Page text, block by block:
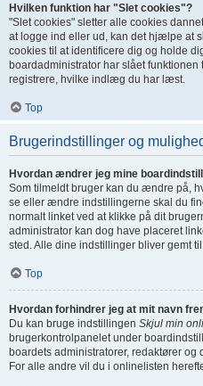
Hvilken funktion har "Slet cookies"?
"Slet cookies" sletter alle cookies
at logge ind eller ud, kan det hjælpe at
cookies til at identificere dig og holde
boardadministrator har slået
registrere, hvilke indlæg du har læst.
Top
Brugerindstillinger og
Hvordan ændrer jeg mine
Som tilmeldt bruger kan du ændre på,
se eller ændre indstillingerne skal du
normalt linket ved at klikke på dit
administrator kan dog have placeret
sted. Alle dine indstillinger bliver gemt
Top
Hvordan forhindrer jeg at mit navn
Du kan bruge indstillingen Skjul min
brugerkontrolpanelet under
boardets administratorer, redaktører og
For alle andre vil du i onlinelisten